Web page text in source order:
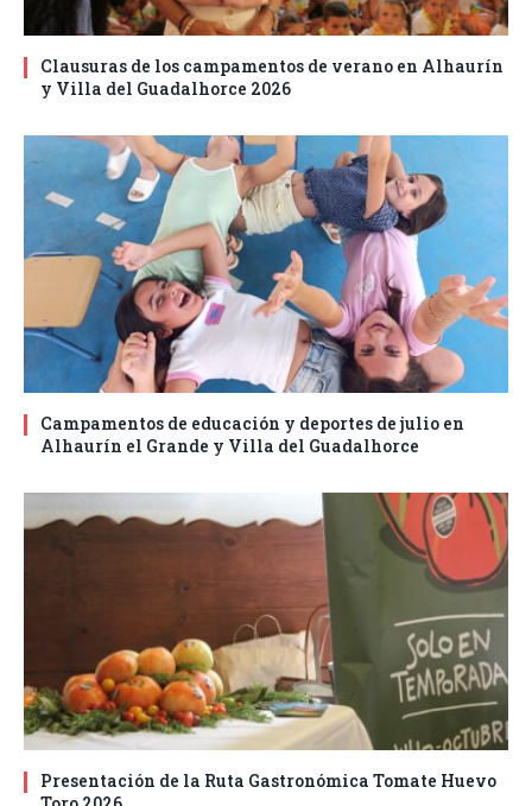
Clausuras de los campamentos de verano en Alhaurín
y Villa del Guadalhorce 2026
Campamentos de educación y deportes de julio en
Alhaurín el Grande y Villa del Guadalhorce
Presentación de la Ruta Gastronómica Tomate Huevo